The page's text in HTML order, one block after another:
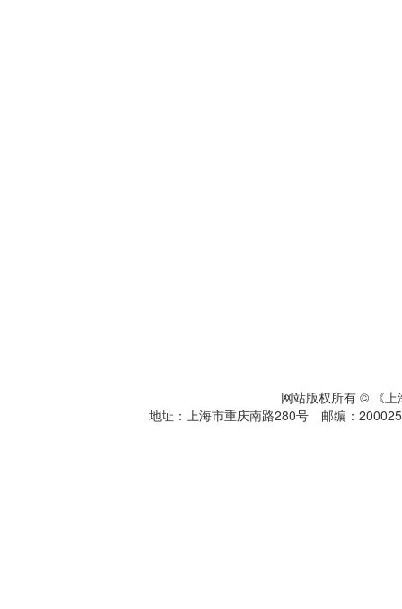
网站版权所有 © 《
地址：上海市重庆南路280号 邮编：